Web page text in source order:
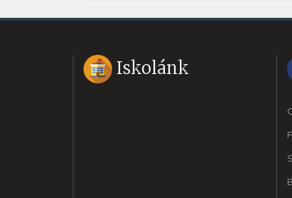
Iskolánk